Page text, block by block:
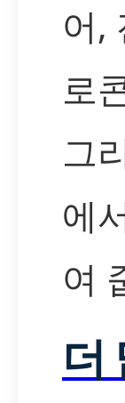
어,
로
그
에
여
더